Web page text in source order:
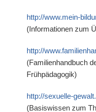
http://www.mein-
(Informationen zum
http://
(Familienhandbuch
Frühpädagogik)
http://sexuelle-
(Basiswissen zum